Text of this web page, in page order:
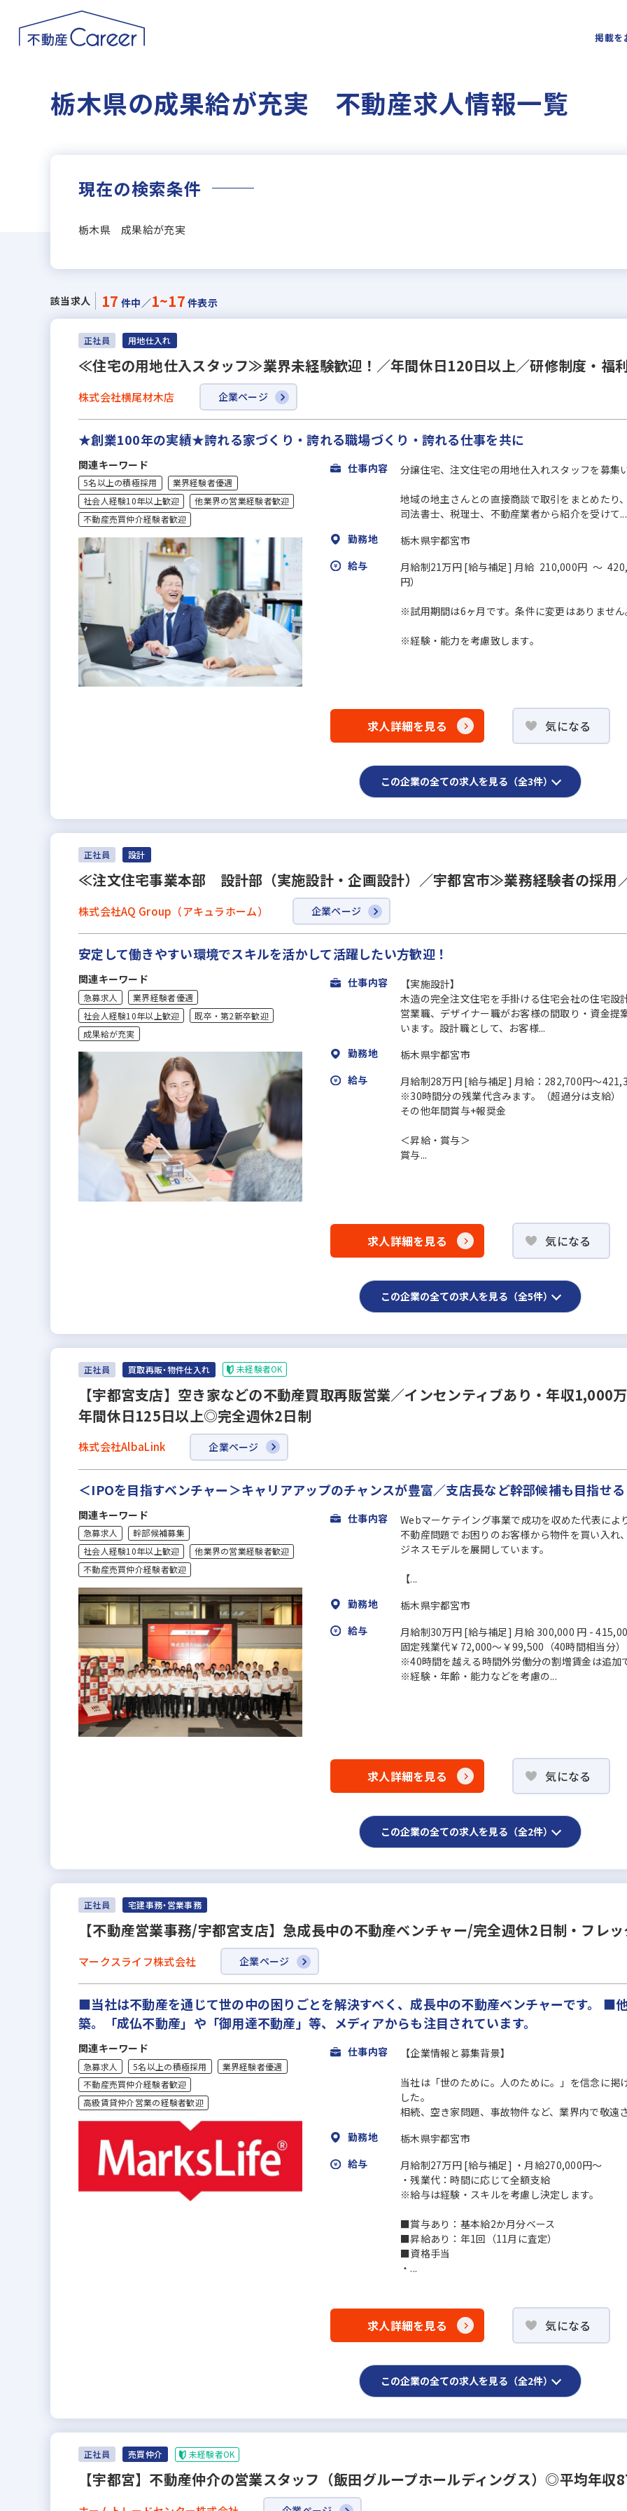
掲載を
栃木県の成果給が充実 不動産求人情報一覧
現在の検索条件
栃木県 成果給が充実
該当求人 17 件中／1~17 件表示
正社員 用地仕入れ
≪住宅の用地仕入スタッフ≫業界未経験歓迎！／年間休日120日以上／研修制度・福
株式会社横尾材木店 企業ページ
★創業100年の実績★誇れる家づくり・誇れる職場づくり・誇れる仕事を共に
関連キーワード
5名以上の積極採用
業界経験者優遇
社会人経験10年以上歓迎
他業界の営業経験者歓迎
不動産売買仲介経験者歓迎
仕事内容 分譲住宅、注文住宅の用地仕入れスタッフを募集
地域の地主さんとの直接商談で取引をまとめたり
司法書士、税理士、不動産業者から紹介を受けて...
勤務地
栃木県宇都宮市
給与
月給制21万円 [給与補足] 月給 210,000円 ～
円）
※試用期間は6ヶ月です。条件に変更はありません
※経験・能力を考慮致します。
求人詳細を見る 気になる
この企業の全ての求人を見る（全3件）
正社員 設計
≪注文住宅事業本部 設計部（実施設計・企画設計）／宇都宮市≫業務経験者の採用
株式会社AQ Group（アキュラホーム） 企業ページ
安定して働きやすい環境でスキルを活かして活躍したい方歓迎！
関連キーワード
急募求人
業界経験者優遇
社会人経験10年以上歓迎
既卒・第2新卒歓迎
成果給が充実
仕事内容
【実施設計】
木造の完全注文住宅を手掛ける住宅会社の住宅設
営業職、デザイナー職がお客様の間取り・資金
います。設計職として、お客様...
勤務地
栃木県宇都宮市
給与
月給制28万円 [給与補足] 月給：282,700円～
※30時間分の残業代含みます。（超過分は支給）
その他年間賞与+報奨金
＜昇給・賞与＞
賞与...
求人詳細を見る 気になる
この企業の全ての求人を見る（全5件）
正社員 買取再販・物件仕入れ 未経験者OK
【宇都宮支店】空き家などの不動産買取再販営業／インセンティブあり・年収1,000
年間休日125日以上◎完全週休2日制
株式会社AlbaLink 企業ページ
＜IPOを目指すベンチャー＞キャリアアップのチャンスが豊富／支店長など幹部候補も目指せる
関連キーワード
急募求人
幹部候補募集
社会人経験10年以上歓迎
他業界の営業経験者歓迎
不動産売買仲介経験者歓迎
仕事内容
Webマーケテイング事業で成功を収めた代表によ
不動産問題でお困りのお客様から物件を買い入
ジネスモデルを展開しています。
【...
勤務地
栃木県宇都宮市
給与
月給制30万円 [給与補足] 月給 300,000 円 -
固定残業代￥72,000～￥99,500（40時間相当分）
※40時間を越える時間外労働分の割増賃金は追加
※経験・年齢・能力などを考慮の...
求人詳細を見る 気になる
この企業の全ての求人を見る（全2件）
正社員 宅建事務・営業事務
【不動産営業事務/宇都宮支店】急成長中の不動産ベンチャー/完全週休2日制・フレ
マークスライフ株式会社 企業ページ
■当社は不動産を通じて世の中の困りごとを解決すべく、成長中の不動産ベンチャーです。 ■
築。「成仏不動産」や「御用達不動産」等、メディアからも注目されています。
関連キーワード
急募求人 5名以上の積極採用
業界経験者優遇
不動産売買仲介経験者歓迎
高級賃貸仲介営業の経験者歓迎
仕事内容 【企業情報と募集背景】
当社は「世のために。人のために。」を信念に
した。
相続、空き家問題、事故物件など、業界内で敬遠
勤務地
栃木県宇都宮市
給与
月給制27万円 [給与補足] ・月給270,000円～
・残業代：時間に応じて全額支給
※給与は経験・スキルを考慮し決定します。
■賞与あり：基本給2か月分ベース
■昇給あり：年1回（11月に査定）
■資格手当
・...
求人詳細を見る 気になる
この企業の全ての求人を見る（全2件）
正社員 売買仲介 未経験者OK
【宇都宮】不動産仲介の営業スタッフ（飯田グループホールディングス）◎平均年収